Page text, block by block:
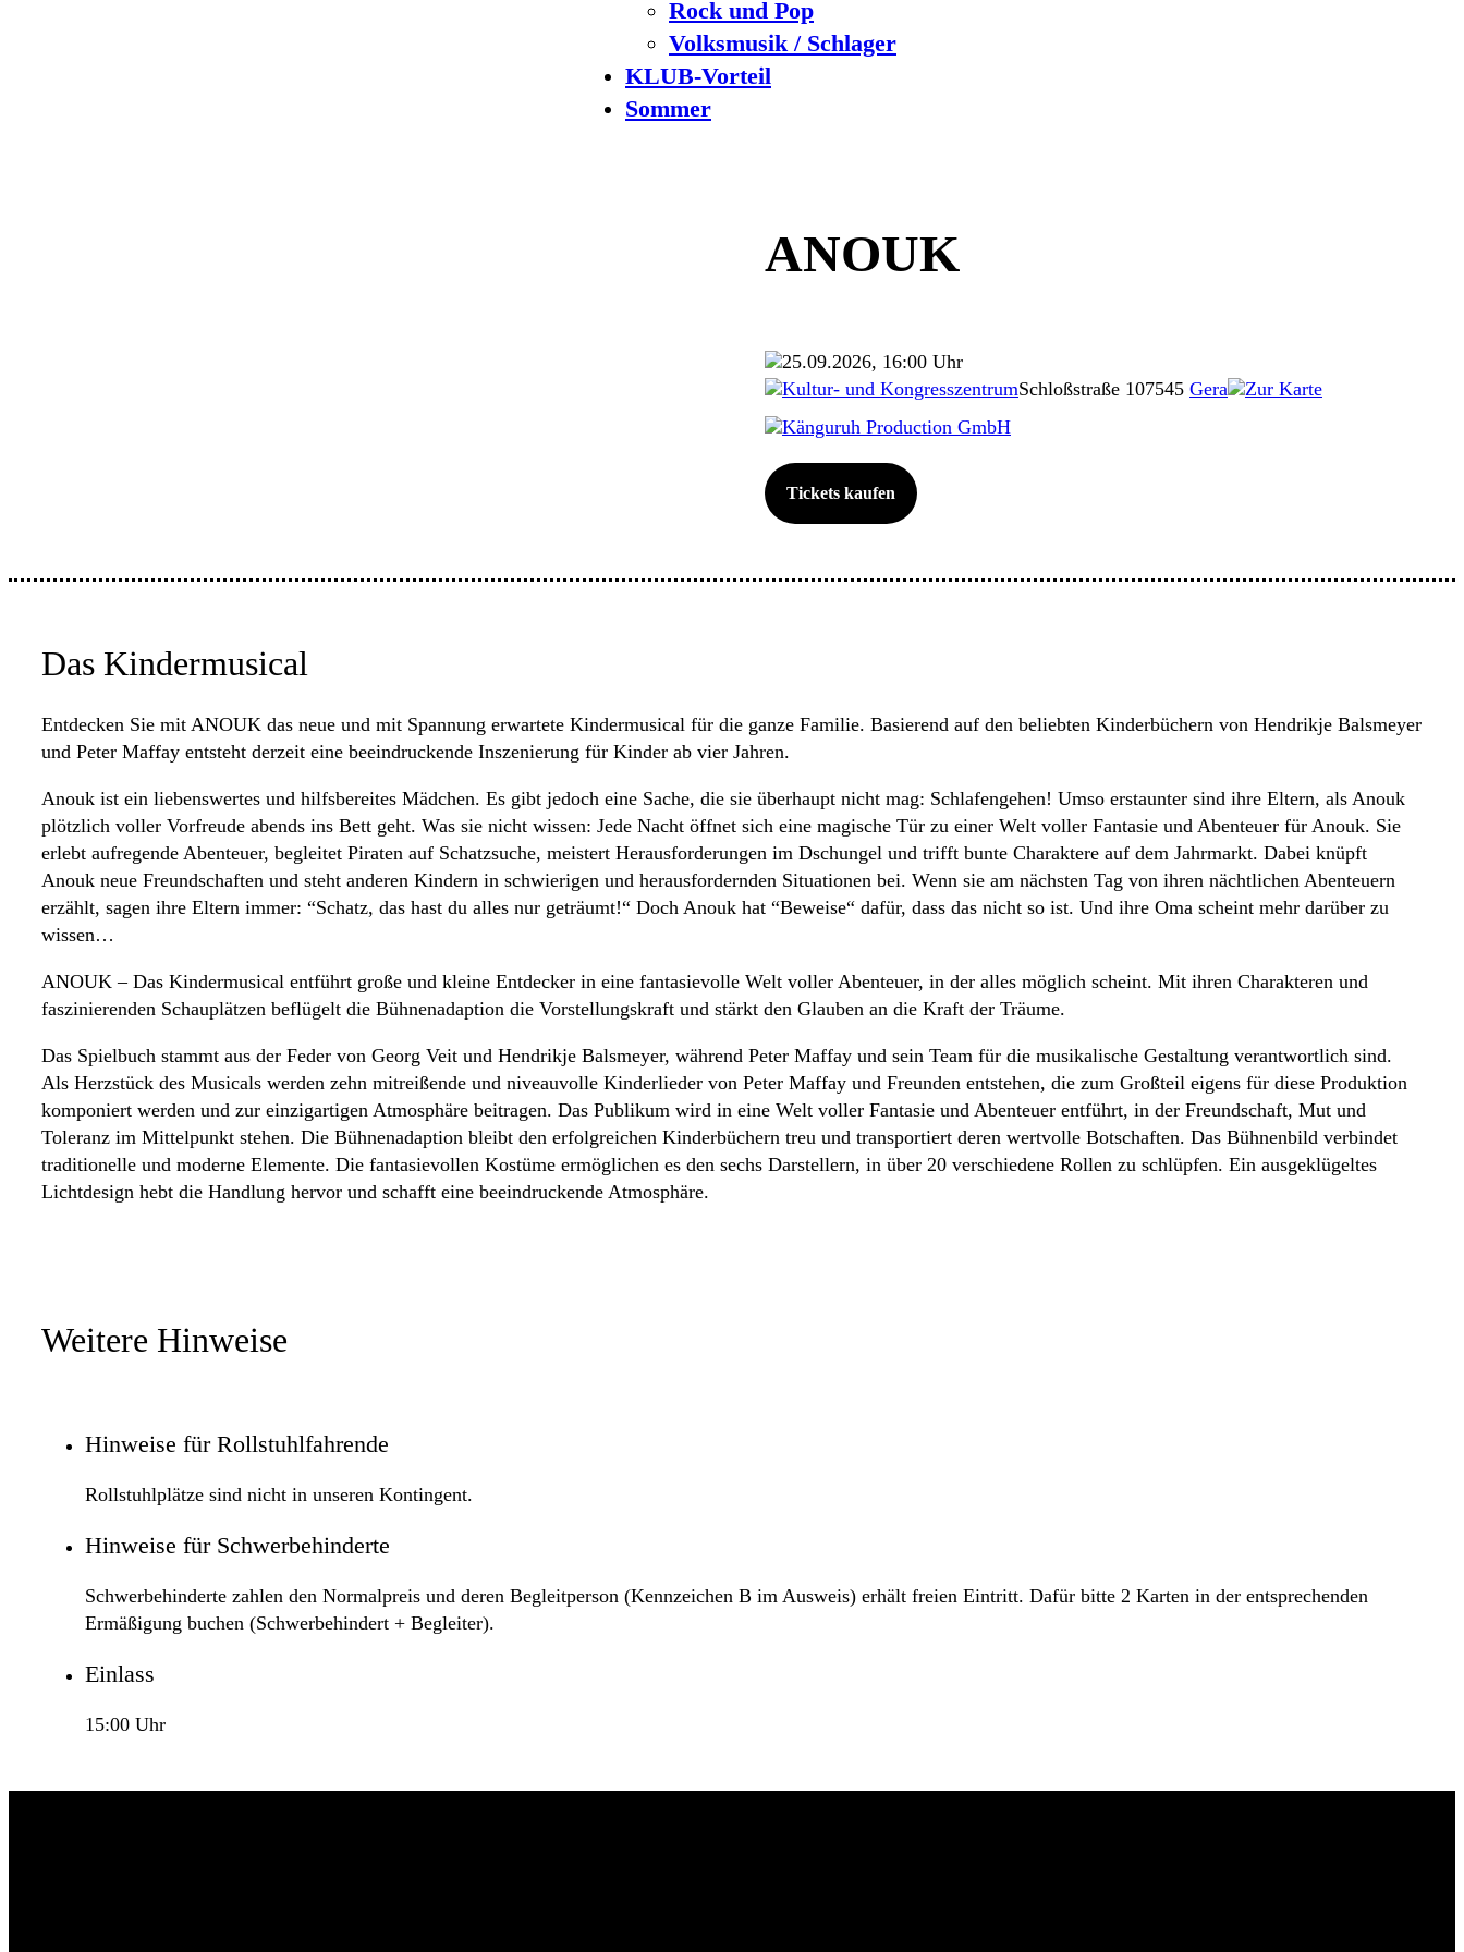
Rock und Pop
Volksmusik / Schlager
KLUB-Vorteil
Sommer
ANOUK
25.09.2026, 16:00 Uhr
Kultur- und KongresszentrumSchloßstraße 107545 Gera
Zur Karte
Känguruh Production GmbH
Tickets kaufen
Das Kindermusical
Entdecken Sie mit ANOUK das neue und mit Spannung erwartete Kindermusical für die ganze Familie. Basierend auf den beliebten Kinderbüchern von Hendrikje Balsmeyer
und Peter Maffay entsteht derzeit eine beeindruckende Inszenierung für Kinder ab vier Jahren.
Anouk ist ein liebenswertes und hilfsbereites Mädchen. Es gibt jedoch eine Sache, die sie überhaupt nicht mag: Schlafengehen! Umso erstaunter sind ihre Eltern, als Anouk
plötzlich voller Vorfreude abends ins Bett geht. Was sie nicht wissen: Jede Nacht öffnet sich eine magische Tür zu einer Welt voller Fantasie und Abenteuer für Anouk. Sie
erlebt aufregende Abenteuer, begleitet Piraten auf Schatzsuche, meistert Herausforderungen im Dschungel und trifft bunte Charaktere auf dem Jahrmarkt. Dabei knüpft
Anouk neue Freundschaften und steht anderen Kindern in schwierigen und herausfordernden Situationen bei. Wenn sie am nächsten Tag von ihren nächtlichen Abenteuern
erzählt, sagen ihre Eltern immer: “Schatz, das hast du alles nur geträumt!“ Doch Anouk hat “Beweise“ dafür, dass das nicht so ist. Und ihre Oma scheint mehr darüber zu
wissen…
ANOUK – Das Kindermusical entführt große und kleine Entdecker in eine fantasievolle Welt voller Abenteuer, in der alles möglich scheint. Mit ihren Charakteren und
faszinierenden Schauplätzen beflügelt die Bühnenadaption die Vorstellungskraft und stärkt den Glauben an die Kraft der Träume.
Das Spielbuch stammt aus der Feder von Georg Veit und Hendrikje Balsmeyer, während Peter Maffay und sein Team für die musikalische Gestaltung verantwortlich sind.
Als Herzstück des Musicals werden zehn mitreißende und niveauvolle Kinderlieder von Peter Maffay und Freunden entstehen, die zum Großteil eigens für diese Produktion
komponiert werden und zur einzigartigen Atmosphäre beitragen. Das Publikum wird in eine Welt voller Fantasie und Abenteuer entführt, in der Freundschaft, Mut und
Toleranz im Mittelpunkt stehen. Die Bühnenadaption bleibt den erfolgreichen Kinderbüchern treu und transportiert deren wertvolle Botschaften. Das Bühnenbild verbindet
traditionelle und moderne Elemente. Die fantasievollen Kostüme ermöglichen es den sechs Darstellern, in über 20 verschiedene Rollen zu schlüpfen. Ein ausgeklügeltes
Lichtdesign hebt die Handlung hervor und schafft eine beeindruckende Atmosphäre.
Weitere Hinweise
Hinweise für Rollstuhlfahrende
Rollstuhlplätze sind nicht in unseren Kontingent.
Hinweise für Schwerbehinderte
Schwerbehinderte zahlen den Normalpreis und deren Begleitperson (Kennzeichen B im Ausweis) erhält freien Eintritt. Dafür bitte 2 Karten in der entsprechenden
Ermäßigung buchen (Schwerbehindert + Begleiter).
Einlass
15:00 Uhr